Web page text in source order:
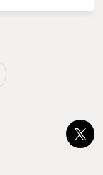
いる労働者で
リジナルの
遊んだことの
感じることが